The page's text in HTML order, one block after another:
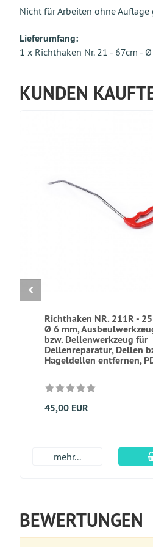
Nicht für Arbeiten ohne Auflage
Lieferumfang:
1 x Richthaken Nr. 21 - 67cm -
KUNDEN
Richthaken NR. 211R -
Ø 6 mm,
bzw. Dellenwerkzeug für
Dellenreparatur, Dellen
Hageldellen entfernen,
45,00 EUR
mehr...
BEWERTUNGEN